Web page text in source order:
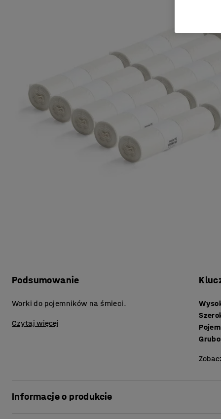
Podsumowanie
Worki do pojemników na śmieci.
Czytaj więcej
Informacje o produkcie